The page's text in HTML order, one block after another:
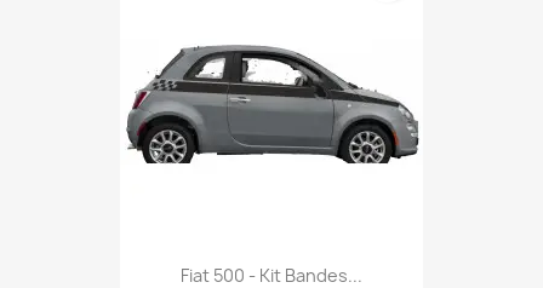
Fiat 500 - Kit Bandes...